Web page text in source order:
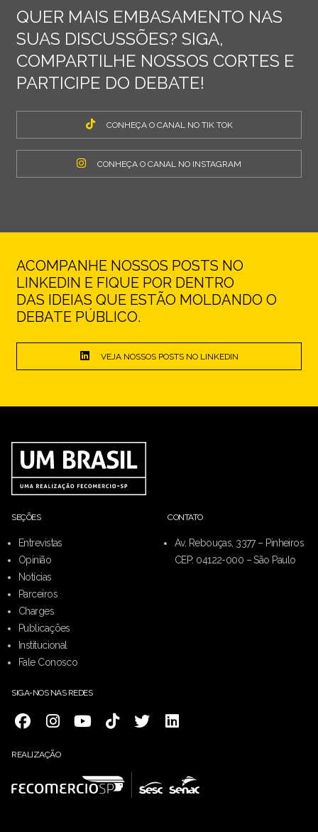
QUER MAIS EMBASAMENTO NAS
SUAS DISCUSSÕES? SIGA,
COMPARTILHE NOSSOS CORTES E
PARTICIPE DO DEBATE!
CONHEÇA O CANAL NO TIK TOK
CONHEÇA O CANAL NO INSTAGRAM
ACOMPANHE NOSSOS POSTS NO
LINKEDIN E FIQUE POR DENTRO
DAS IDEIAS QUE ESTÃO MOLDANDO O
DEBATE PÚBLICO.
VEJA NOSSOS POSTS NO LINKEDIN
SEÇÕES
Entrevistas
Opinião
Notícias
Parceiros
Charges
Publicações
Institucional
Fale Conosco
CONTATO
Av. Rebouças, 3377 – Pinheiros
CEP: 04122-000 – São Paulo
SIGA-NOS NAS REDES
REALIZAÇÃO